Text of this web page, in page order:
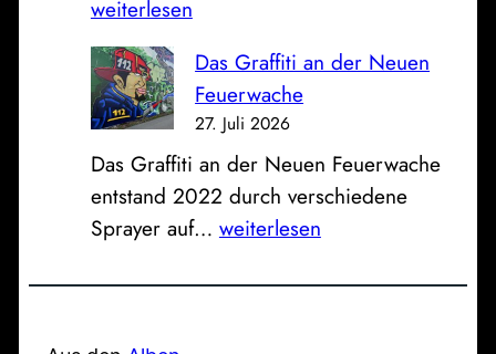
i
k
u
m
g
B
l
i
r
a
i
n
e
m
a
g
weiterlesen
Das Graffiti an der Neuen
Feuerwache
27. Juli 2026
Das Graffiti an der Neuen Feuerwache
entstand 2022 durch verschiedene
Sprayer auf… D
s
weiterlesen